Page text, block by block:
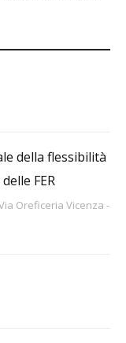
della flessibilità
FER
Oreficeria Vicenza -